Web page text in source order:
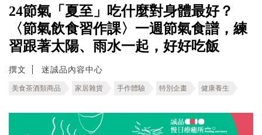
24節氣「夏至」吃什麼對身體最好？
〈節氣飲食習作課〉一週節氣食譜，練
習跟著太陽、雨水一起，好好吃飯
撰文 迷誠品內容中心
美食茶酒類商品 家居雜貨 手作體驗 特別企畫 健康養生